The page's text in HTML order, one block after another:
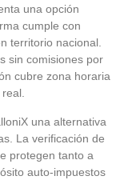
una opción
cumple con
territorio nacional.
sin comisiones por
cubre zona horaria
una alternativa
La verificación de
protegen tanto a
auto-impuestos